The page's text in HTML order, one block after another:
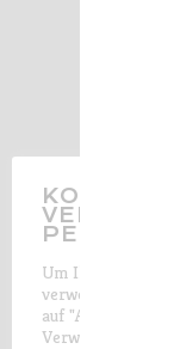
Um Ihnen das
verwenden wir
auf "Akzeptieren
Verwendung